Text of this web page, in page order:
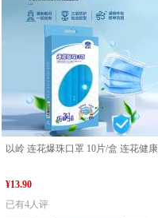
¥13.90
已有4人评